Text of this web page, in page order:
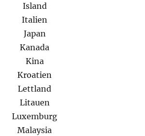
Island
Italien
Japan
Kanada
Kina
Kroatien
Lettland
Litauen
Luxemburg
Malaysia